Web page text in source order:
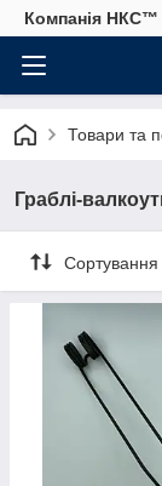
Компанія НКС™
Товари та
Граблі-
Сортування